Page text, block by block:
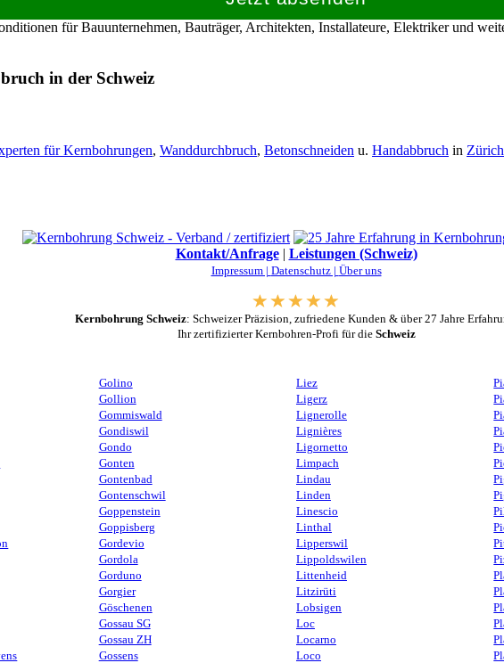
für Bauunternehmen, Bauträger, Architekten, Installateure, Elektriker und
in der Schweiz
für Kernbohrungen, Wanddurchbruch, Betonschneiden u. Handabbruch in Zürich
Kontakt/Anfrage| Leistungen (Schweiz)
Impressum | Datenschutz | Über uns
Kernbohrung Schweiz: Schweizer Präzision, zufriedene Kunden & über 27 Jahre
Ihr zertifizierter Kernbohren-Profi für die Schweiz
Golino
Gollion
Gommiswald
Gondiswil
Gondo
Gonten
Gontenbad
Gontenschwil
Goppenstein
Goppisberg
Gordevio
Gordola
Gorduno
Gorgier
Göschenen
Gossau SG
Gossau ZH
Gossens
Liez
Ligerz
Lignerolle
Lignières
Ligornetto
Limpach
Lindau
Linden
Linescio
Linthal
Lipperswil
Lippoldswilen
Littenheid
Litzirüti
Lobsigen
Loc
Locarno
Loco